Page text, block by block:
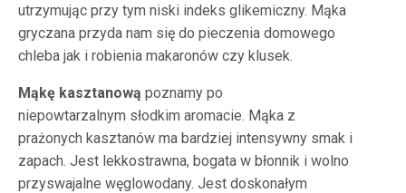
utrzymując przy tym niski indeks glikemiczny. Mąka
gryczana przyda nam się do pieczenia domowego
chleba jak i robienia makaronów czy klusek.
Mąkę kasztanową poznamy po
niepowtarzalnym słodkim aromacie. Mąka z
prażonych kasztanów ma bardziej intensywny smak i
zapach. Jest lekkostrawna, bogata w błonnik i wolno
przyswajalne węglowodany. Jest doskonałym